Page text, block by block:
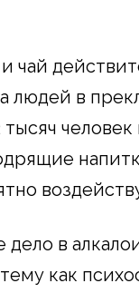
чай
людей в
человек
дело в
как